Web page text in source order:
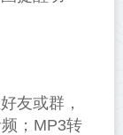
友或群，
；MP3转